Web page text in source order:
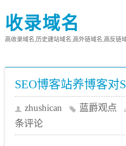
收录域名
高收录域名,历史建站域名,高外链域名,高反链
SEO博客站养博客对
zhushican 蓝爵观点
条评论